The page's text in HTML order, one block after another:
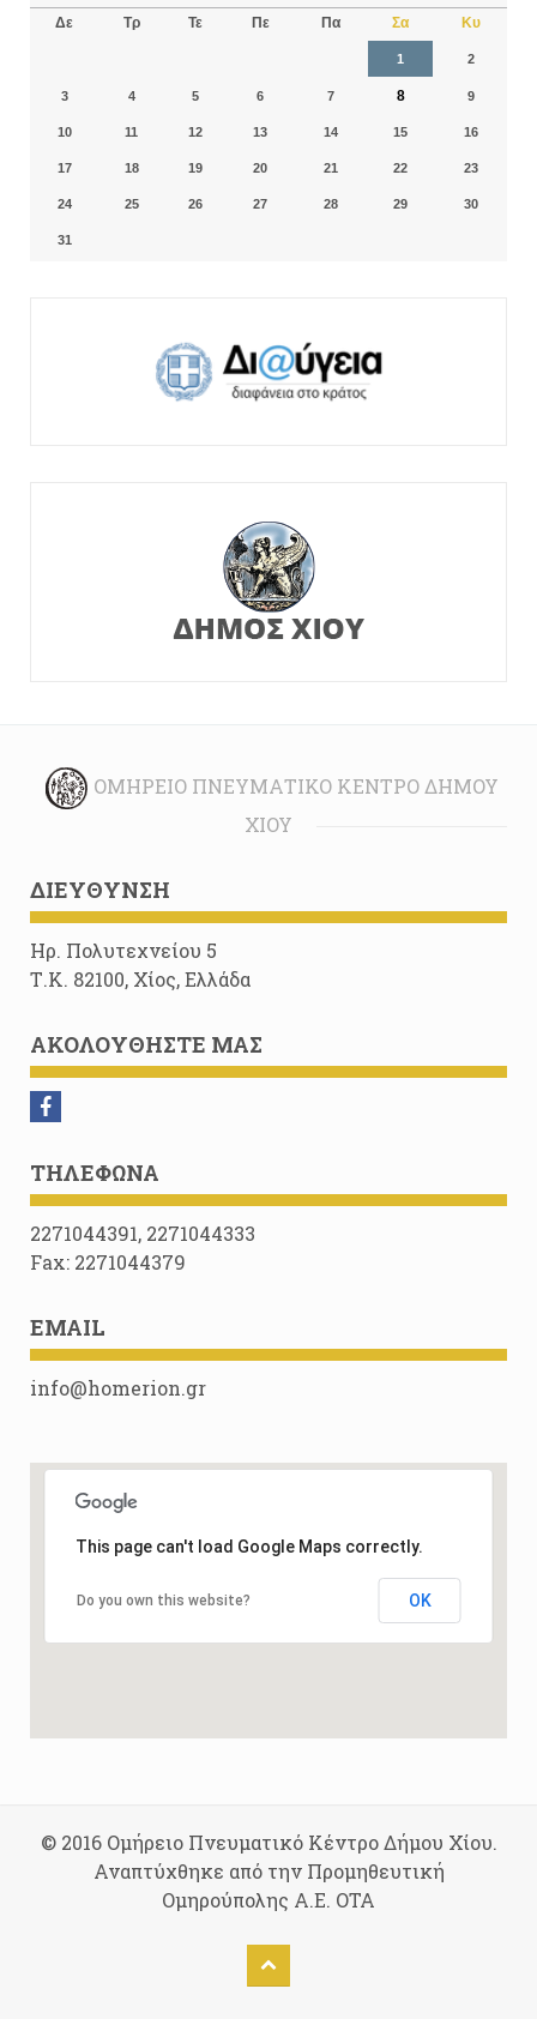
Δε Τρ Τε Πε Πα Σα Κυ
1 2
3 4 5 6 7 8 9
10 11 12 13 14 15 16
17 18 19 20 21 22 23
24 25 26 27 28 29 30
31
ΟΜΉΡΕΙΟ ΠΝΕΥΜΑΤΙΚΌ ΚΈΝΤΡΟ ΔΉΜΟΥ
ΧΊΟΥ
ΔΙΕΎΘΥΝΣΗ
Ηρ. Πολυτεχνείου 5
Τ.Κ. 82100, Χίος, Ελλάδα
ΑΚΟΛΟΥΘΉΣΤΕ ΜΑΣ
ΤΗΛΈΦΩΝΑ
2271044391, 2271044333
Fax: 2271044379
EMAIL
info@homerion.gr
This page can't load Google Maps correctly.
Do you own this website? OK
© 2016 Ομήρειο Πνευματικό Κέντρο Δήμου Χίου.
Αναπτύχθηκε από την Προμηθευτική
Ομηρούπολης Α.Ε. ΟΤΑ